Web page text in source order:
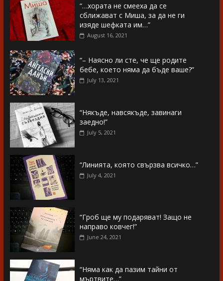
“…хората не смееха да се
сближават с Миша, за да не ги
изяде шефката им…”
August 16, 2021
“– Наясно ли сте, че ще родите
бебе, което няма да бъде ваше?”
July 13, 2021
“Някъде, навсякъде, завинаги
заедно!”
July 5, 2021
“Линията, която свързва всичко…”
July 4, 2021
“Гроб ще му подаряват! Защо не
направо ковчег!”
June 24, 2021
“Няма как да пазим тайни от
мъртвите…”